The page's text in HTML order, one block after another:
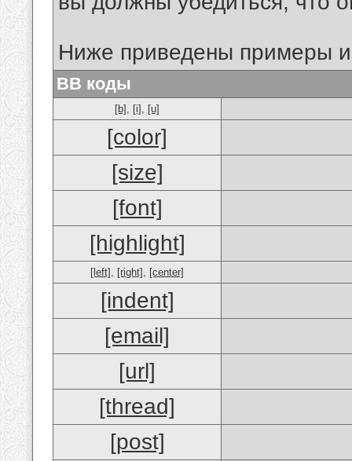
Ниже приведены примеры
BB коды
[b] , [i] , [u]
[color]
[size]
[font]
[highlight]
[left] , [right] , [center]
[indent]
[email]
[url]
[thread]
[post]